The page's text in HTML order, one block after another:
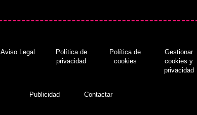
Aviso Legal
Política de
privacidad
Política de
cookies
Gestionar
cookies y
privacidad
Publicidad Contactar